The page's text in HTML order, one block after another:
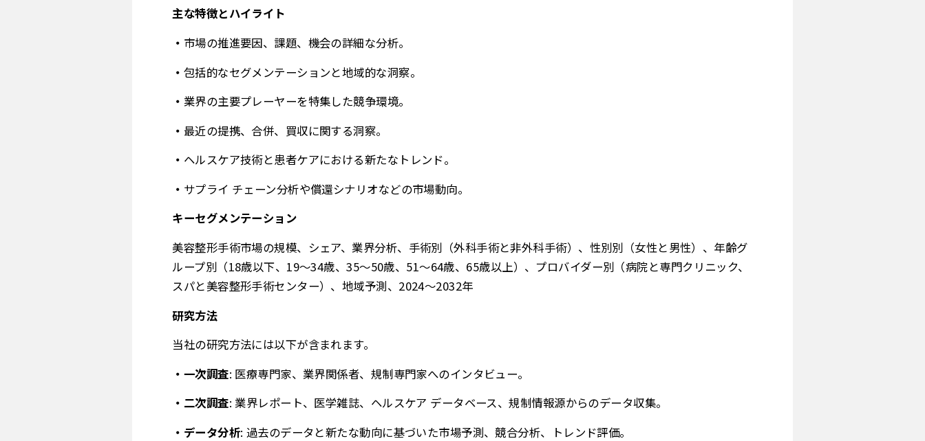
主な特徴とハイライト
市場の推進要因、課題、機会の詳細な分析。
包括的なセグメンテーションと地域的な洞察。
業界の主要プレーヤーを特集した競争環境。
最近の提携、合併、買収に関する洞察。
ヘルスケア技術と患者ケアにおける新たなトレンド。
サプライ チェーン分析や償還シナリオなどの市場動向。
キーセグメンテーション
美容整形手術市場の規模、シェア、業界分析、手術別（外科手術と非外科手術）、性別別（女性と男性）、年齢グ
ループ別（18歳以下、19〜34歳、35〜50歳、51〜64歳、65歳以上）、プロバイダー別（病院と専門クリニック、
スパと美容整形手術センター）、地域予測、2024〜2032年
研究方法
当社の研究方法には以下が含まれます。
一次調査: 医療専門家、業界関係者、規制専門家へのインタビュー。
二次調査: 業界レポート、医学雑誌、ヘルスケア データベース、規制情報源からのデータ収集。
データ分析: 過去のデータと新たな動向に基づいた市場予測、競合分析、トレンド評価。